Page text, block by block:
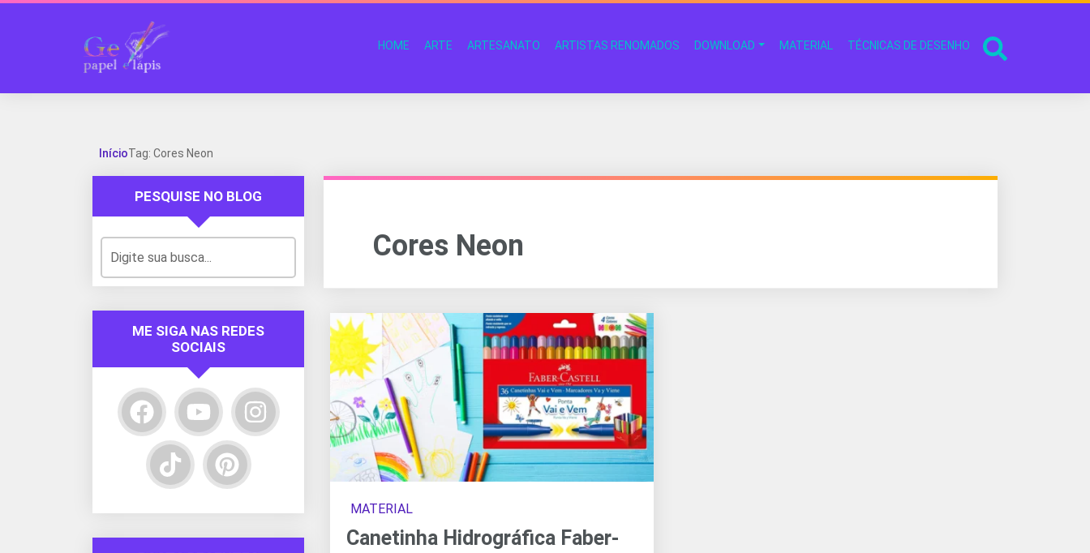
HOME ARTE ARTESANATO ARTISTAS RENOMADOS DOWNLOAD MATERIAL TÉCNICAS DE DESENHO
InícioTag: Cores Neon
Cores Neon
MATERIAL
Canetinha Hidrográfica Faber-
PESQUISE NO BLOG
ME SIGA NAS REDES
SOCIAIS